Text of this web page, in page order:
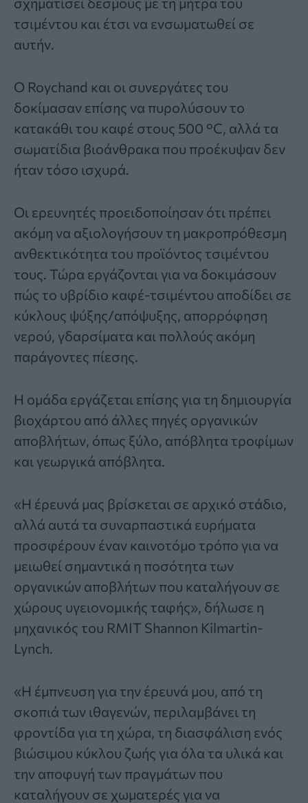
τσιμέντου και έτσι να ενσωματωθεί σε
αυτήν.
Ο Roychand και οι συνεργάτες του
δοκίμασαν επίσης να πυρολύσουν το
κατακάθι του καφέ στους 500 °C, αλλά τα
σωματίδια βιοάνθρακα που προέκυψαν δεν
ήταν τόσο ισχυρά.
Οι ερευνητές προειδοποίησαν ότι πρέπει
ακόμη να αξιολογήσουν τη μακροπρόθεσμη
ανθεκτικότητα του προϊόντος τσιμέντου
τους. Τώρα εργάζονται για να δοκιμάσουν
πώς το υβρίδιο καφέ-τσιμέντου αποδίδει σε
κύκλους ψύξης/απόψυξης, απορρόφηση
νερού, γδαρσίματα και πολλούς ακόμη
παράγοντες πίεσης.
Η ομάδα εργάζεται επίσης για τη δημιουργία
βιοχάρτου από άλλες πηγές οργανικών
αποβλήτων, όπως ξύλο, απόβλητα τροφίμων
και γεωργικά απόβλητα.
«Η έρευνά μας βρίσκεται σε αρχικό στάδιο,
αλλά αυτά τα συναρπαστικά ευρήματα
προσφέρουν έναν καινοτόμο τρόπο για να
μειωθεί σημαντικά η ποσότητα των
οργανικών αποβλήτων που καταλήγουν σε
χώρους υγειονομικής ταφής», δήλωσε η
μηχανικός του RMIT Shannon Kilmartin-
Lynch.
«Η έμπνευση για την έρευνά μου, από τη
σκοπιά των ιθαγενών, περιλαμβάνει τη
φροντίδα για τη χώρα, τη διασφάλιση ενός
βιώσιμου κύκλου ζωής για όλα τα υλικά και
την αποφυγή των πραγμάτων που
καταλήγουν σε χωματερές για να